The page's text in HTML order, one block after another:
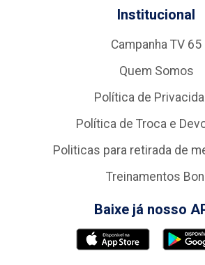
Institucional
Campanha TV 65
Quem Somos
Política de
Política de Troca e
Politicas para retirada de
Treinamentos
Baixe já nosso